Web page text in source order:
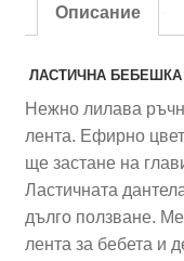
Описание
ЛАСТИЧНА БЕБЕШКА
Нежно лилава
лента. Ефирно
ще застане на
Ластичната
дълго ползване.
лента за бебета и